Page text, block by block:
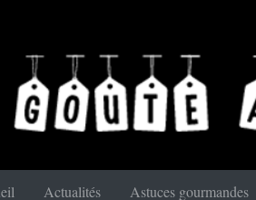
Actualités Astuces gourmandes